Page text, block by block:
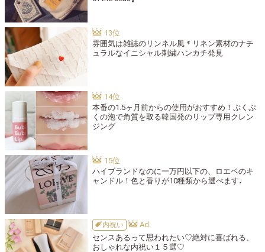
雰囲気は雑誌のリンネル風＊リネン素材のナチ
ュラルなイニシャル刺繍ハンカチ発見
本番の1.5ヶ月前からの使用がおすすめ！ぷくぷ
くの泡で角質を取る韓国発のリップ専用クレン
ジング
ハイブランドなのに一万円以下の、ロエベのキ
ャンドル！色と香りが10種類から選べます♩
内祝い
センスあるって思われたい♡絶対に喜ばれる、
おしゃれな内祝い１５選♡